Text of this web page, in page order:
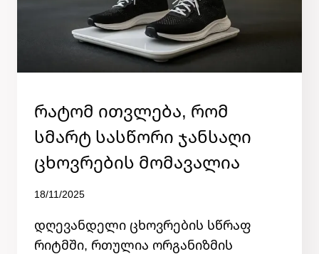
ᲙᲐᲢᲔᲒᲝᲠᲘᲘᲡ
ᲒᲐᲠᲔᲨᲔ
Რატომ Ითვლება, Რომ
Სმარტ Სასწორი Ჯანსაღი
Ცხოვრების Მომავალია
By
18/11/2025
დღევანდელი ცხოვრების სწრაფ
რიტმში, რთულია ორგანიზმის